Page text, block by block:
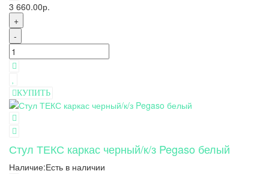
3 660.00р.
+
-
КУПИТЬ
Стул ТЕКС каркас черный/к/з Pegaso белый
Наличие:Есть в наличии